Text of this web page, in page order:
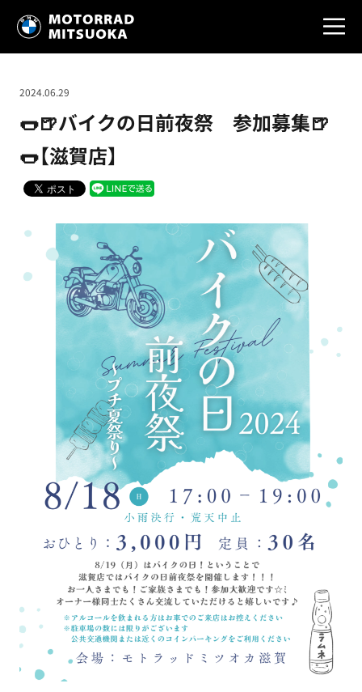
🌭🍺バイクの日前夜祭 参加募集🍺
🌭【滋賀店】
2024.06.29